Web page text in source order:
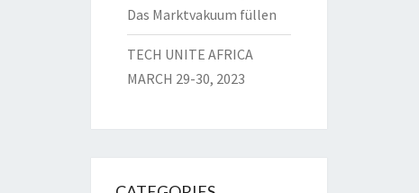
Das Marktvakuum füllen
TECH UNITE AFRICA
MARCH 29-30, 2023